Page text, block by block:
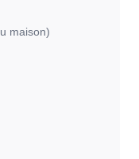
maison)